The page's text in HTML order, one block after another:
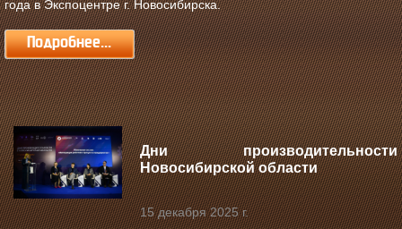
годавЭкспоцентре г. Новосибирска.
Подробнее...
Дни производительности
Новосибирской области
15 декабря 2025 г.